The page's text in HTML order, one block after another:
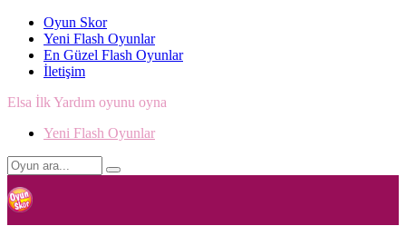
Oyun Skor
Yeni Flash Oyunlar
En Güzel Flash Oyunlar
İletişim
Elsa İlk Yardım oyunu oyna
Yeni Flash Oyunlar